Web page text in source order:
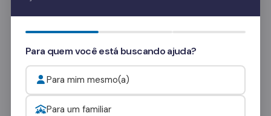
Quer saber mais? Fale com nossos
consultorese veja como funcionam as visitas.
Onde procurar ajuda para o alcoolismo?
Para quem você está buscando ajuda?
Para mim mesmo(a)
Para um familiar